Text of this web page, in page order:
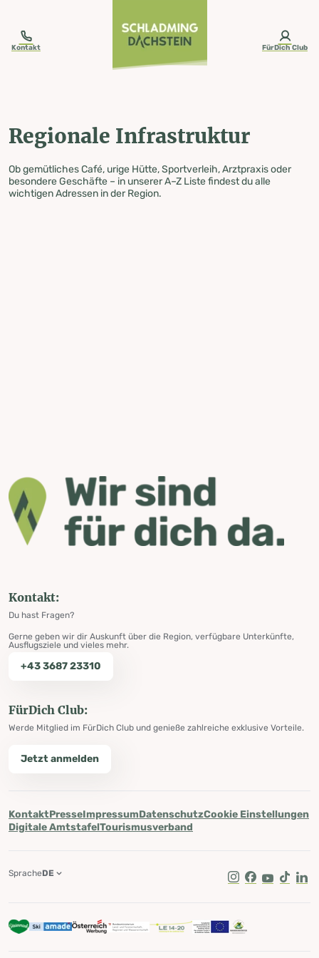
Kontakt FürDich Club
Regionale Infrastruktur
Ob gemütliches Café, urige Hütte, Sportverleih, Arztpraxis oder
besondere Geschäfte – in unserer A–Z Liste findest du alle
wichtigen Adressen in der Region.
Kontakt:
Du hast Fragen?
Gerne geben wir dir Auskunft über die Region, verfügbare Unterkünfte,
Ausflugsziele und vieles mehr.
+43 3687 23310
FürDich Club:
Werde Mitglied im FürDich Club und genieße zahlreiche exklusive Vorteile.
Jetzt anmelden
KontaktPresseImpressumDatenschutzCookie Einstellungen
Digitale AmtstafelTourismusverband
Instagram
Facebook
Youtube
Tik Tok
SpracheDE